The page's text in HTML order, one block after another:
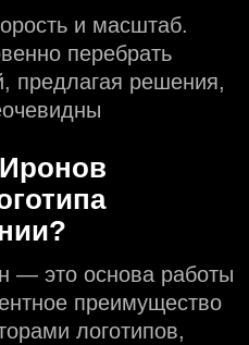
и масштаб.
перебрать
предлагая решения,
— это основа работы
преимущество
логотипов,